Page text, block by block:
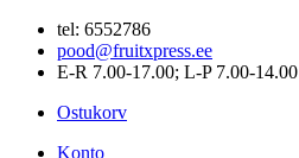
tel: 6552786
pood@fruitxpress.ee
E-R 7.00-17.00; L-P 7.00-14.00
Ostukorv
Konto